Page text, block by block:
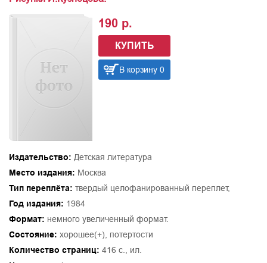
190 р.
КУПИТЬ
В корзину 0
Издательство: Детская литература
Место издания: Москва
Тип переплёта: твердый целофанированный переплет,
Год издания: 1984
Формат: немного увеличенный формат.
Состояние: хорошее(+), потертости
Количество страниц: 416 с., ил.